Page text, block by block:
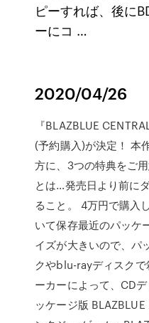
ピーすれば、後に
ーにコ …
2020/04/26
『BLAZBLUE
(予約購入)が決定！ 本
方に、3つの特典をご
とは…発売日より前に
ること。 4万円で購入
いて保存最近のパッケ
イズが大きいので、パ
クやblu-rayディスクで
ーカーによって、CD
ッケージ版